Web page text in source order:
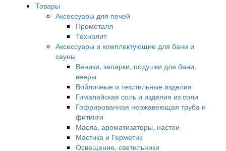
Товары
Аксессуары для печей
Прометалл
Технолит
Аксессуары и комплектующие для бани и
сауны
Веники, запарки, подушки для бани,
вееры
Войлочные и текстильные изделия
Гималайская соль и изделия из соли
Гофрированная нержавеющая труба и
фитинги
Масла, ароматизаторы, настои
Мастика и Герметик
Освещение, светильники